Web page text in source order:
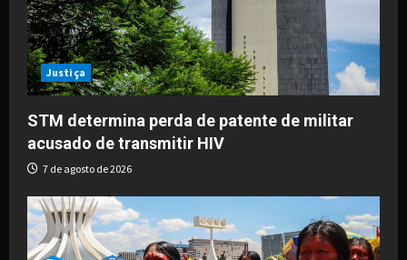
Justiça
STM determina perda de patente de militar
acusado de transmitir HIV
7 de agosto de 2026